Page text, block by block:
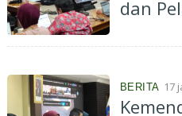
dan
BERITA 17